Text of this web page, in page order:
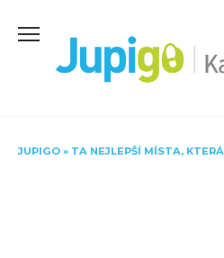
JUPIGO » TA NEJLEPŠÍ MÍSTA,